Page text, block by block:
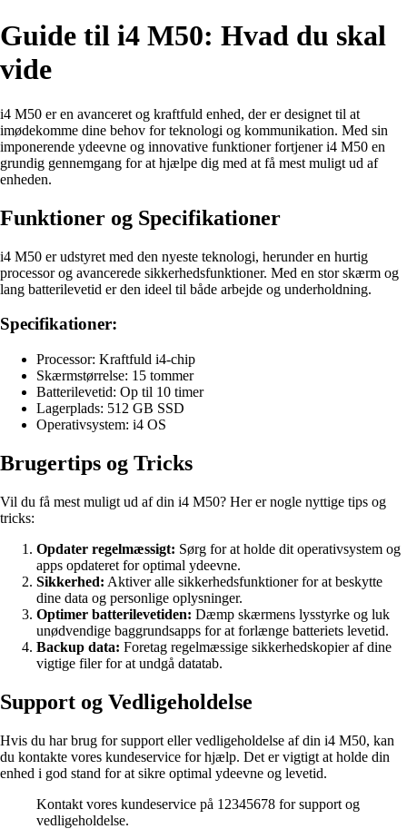
Guide til i4 M50: Hvad du skal
vide
i4 M50 er en avanceret og kraftfuld enhed, der er designet til at
imødekomme dine behov for teknologi og kommunikation. Med sin
imponerende ydeevne og innovative funktioner fortjener i4 M50 en
grundig gennemgang for at hjælpe dig med at få mest muligt ud af
enheden.
Funktioner og Specifikationer
i4 M50 er udstyret med den nyeste teknologi, herunder en hurtig
processor og avancerede sikkerhedsfunktioner. Med en stor skærm og
lang batterilevetid er den ideel til både arbejde og underholdning.
Specifikationer:
Processor: Kraftfuld i4-chip
Skærmstørrelse: 15 tommer
Batterilevetid: Op til 10 timer
Lagerplads: 512 GB SSD
Operativsystem: i4 OS
Brugertips og Tricks
Vil du få mest muligt ud af din i4 M50? Her er nogle nyttige tips og
tricks:
Opdater regelmæssigt: Sørg for at holde dit operativsystem og
apps opdateret for optimal ydeevne.
Sikkerhed: Aktiver alle sikkerhedsfunktioner for at beskytte
dine data og personlige oplysninger.
Optimer batterilevetiden: Dæmp skærmens lysstyrke og luk
unødvendige baggrundsapps for at forlænge batteriets levetid.
Backup data: Foretag regelmæssige sikkerhedskopier af dine
vigtige filer for at undgå datatab.
Support og Vedligeholdelse
Hvis du har brug for support eller vedligeholdelse af din i4 M50, kan
du kontakte vores kundeservice for hjælp. Det er vigtigt at holde din
enhed i god stand for at sikre optimal ydeevne og levetid.
Kontakt vores kundeservice på 12345678 for support og
vedligeholdelse.